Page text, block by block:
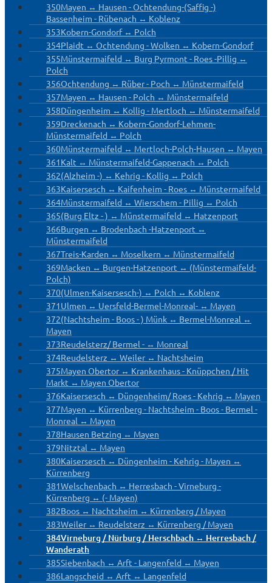
350Mayen ↔ Hausen - Ochtendung-(Saffig -)
Bassenheim - Rübenach ↔ Koblenz
353Kobern-Gondorf ↔ Polch
354Plaidt ↔ Ochtendung - Wolken ↔ Kobern-Gondorf
355Münstermaifeld ↔ Burg Pyrmont - Roes -Pillig ↔
Polch
356Ochtendung ↔ Rüber - Poch ↔ Münstermaifeld
357Mayen ↔ Hausen - Polch ↔ Münstermaifeld
358Düngenheim ↔ Kollig - Mertloch ↔ Münstermaifeld
359Dreckenach ↔ Kobern-Gondorf-Lehmen-
Münstermaifeld ↔ Polch
360Münstermaifeld ↔ Mertloch-Polch-Hausen ↔ Mayen
361Kalt ↔ Münstermaifeld-Gappenach ↔ Polch
362(Alzheim -) ↔ Kehrig - Kollig ↔ Polch
363Kaisersesch ↔ Kaifenheim - Roes ↔ Münstermaifeld
364Münstermaifeld ↔ Wierschem - Pillig ↔ Polch
365(Burg Eltz - ) ↔ Münstermaifeld ↔ Hatzenport
366Burgen ↔ Brodenbach -Hatzenport ↔
Münstermaifeld
367Treis-Karden ↔ Moselkern ↔ Münstermaifeld
369Macken ↔ Burgen-Hatzenport ↔ (Münstermaifeld-
Polch)
370(Ulmen-Kaisersesch-) ↔ Polch ↔ Koblenz
371Ulmen ↔ Uersfeld-Bermel-Monreal- ↔ Mayen
372(Nachtsheim - Boos - ) Münk ↔ Bermel-Monreal ↔
Mayen
373Reudelsterz/ Bermel - ↔ Monreal
374Reudelsterz ↔ Weiler ↔ Nachtsheim
375Mayen Obertor ↔ Krankenhaus - Knüppchen / Hit
Markt ↔ Mayen Obertor
376Kaisersesch ↔ Düngenheim/ Roes - Kehrig ↔ Mayen
377Mayen ↔ Kürrenberg - Nachtsheim - Boos - Bermel -
Monreal ↔ Mayen
378Hausen Betzing ↔ Mayen
379Nitztal ↔ Mayen
380Kaisersesch ↔ Düngenheim - Kehrig - Mayen ↔
Kürrenberg
381Welschenbach ↔ Herresbach - Virneburg -
Kürrenberg ↔ (- Mayen)
382Boos ↔ Nachtsheim ↔ Kürrenberg / Mayen
383Weiler ↔ Reudelsterz ↔ Kürrenberg / Mayen
384Virneburg / Nürburg / Herschbach ↔ Herresbach /
Wanderath
385Siebenbach ↔ Arft - Langenfeld ↔ Mayen
386Langscheid ↔ Arft ↔ Langenfeld